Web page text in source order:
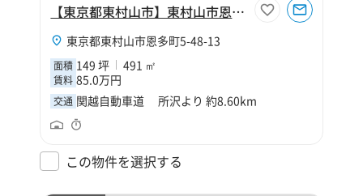
【東京都東村山市】東村山市恩多町149坪倉庫
東京都東村山市恩多町5-48-13
面積 149 坪 491 ㎡
賃料 85.0万円
交通 関越自動車道 所沢より 約8.60km
この物件を選択する